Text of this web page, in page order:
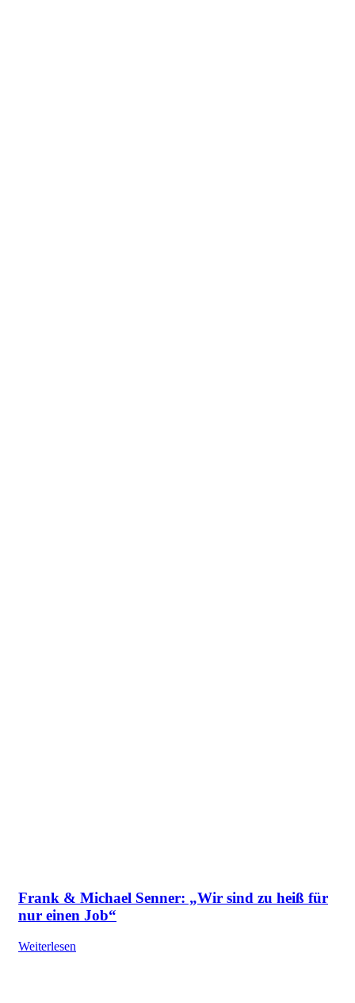
Frank & Michael Senner: „Wir sind zu heiß für
nur einen Job“
Weiterlesen